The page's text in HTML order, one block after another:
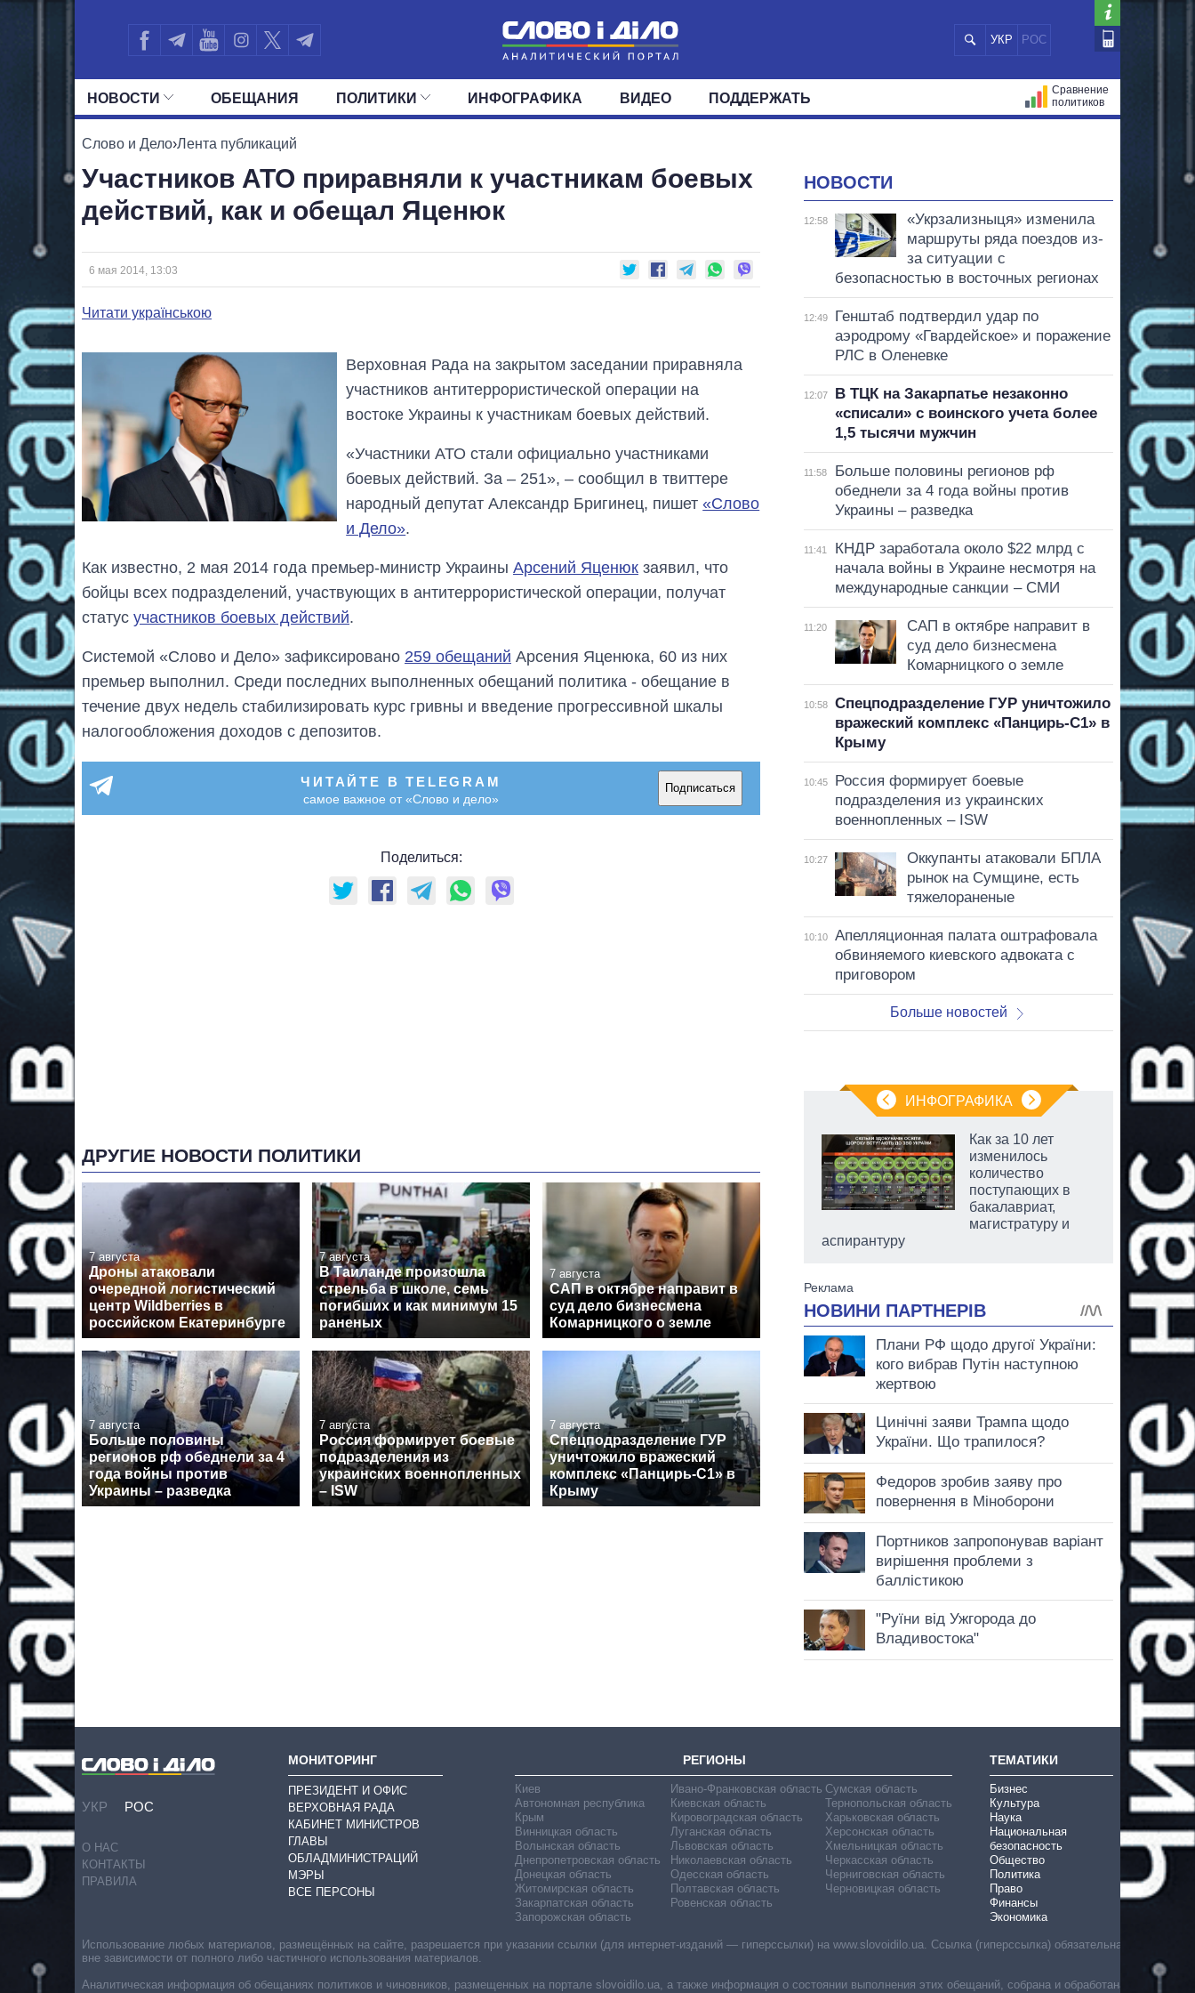
УКР РОС
НОВОСТИ
ПОЛИТИКА ЭКОНОМИКА ОБЩЕСТВО МИР
ОБЕЩАНИЯ ПОЛИТИКИ
ВСЕ ПОЛИТИКИ
ДЕПУТАТЫ КОМИТЕТЫ ФРАКЦИИ ОКРУГА
ИНФОГРАФИКА ВИДЕО ПОДДЕРЖАТЬ
Сравнение
политиков
Слово и Дело›Лента публикаций
Участников АТО приравняли к участникам боевых
действий, как и обещал Яценюк
6 мая 2014, 13:03
Читати українською
Верховная Рада на закрытом заседании приравняла
участников антитеррористической операции на
востоке Украины к участникам боевых действий.
«Участники АТО стали официально участниками
боевых действий. За – 251», – сообщил в твиттере
народный депутат Александр Бригинец, пишет«Слово
и Дело».
Как известно, 2 мая 2014 года премьер-министр Украины Арсений Яценюк заявил, что
бойцы всех подразделений, участвующих в антитеррористической операции, получат
статус участников боевых действий.
Системой «Слово и Дело» зафиксировано 259 обещаний Арсения Яценюка, 60 из них
премьер выполнил. Среди последних выполненных обещаний политика - обещание в
течение двух недель стабилизировать курс гривны и введение прогрессивной шкалы
налогообложения доходов с депозитов.
ЧИТАЙТЕ В TELEGRAM
самое важное от «Слово и дело»
Подписаться
Поделиться:
ДРУГИЕ НОВОСТИ ПОЛИТИКИ
7 августа
Дроны атаковали
очередной логистический
центр Wildberries в
российском Екатеринбурге
7 августа
В Таиланде произошла
стрельба в школе, семь
погибших и как минимум 15
раненых
7 августа
САП в октябре направит в
суд дело бизнесмена
Комарницкого о земле
7 августа
Больше половины
регионов рф обеднели за 4
года войны против
Украины – разведка
7 августа
Россия формирует боевые
подразделения из
украинских военнопленных
– ISW
7 августа
Спецподразделение ГУР
уничтожило вражеский
комплекс «Панцирь-С1» в
Крыму
НОВОСТИ
12:58
«Укрзализныця» изменила
маршруты ряда поездов из-
за ситуации с
безопасностью в восточных регионах
12:49
Генштаб подтвердил удар по
аэродрому «Гвардейское» и поражение
РЛС в Оленевке
12:07
В ТЦК на Закарпатье незаконно
«списали» с воинского учета более
1,5 тысячи мужчин
11:58
Больше половины регионов рф
обеднели за 4 года войны против
Украины – разведка
11:41
КНДР заработала около $22 млрд с
начала войны в Украине несмотря на
международные санкции – СМИ
11:20
САП в октябре направит в
суд дело бизнесмена
Комарницкого о земле
10:58
Спецподразделение ГУР уничтожило
вражеский комплекс «Панцирь-С1» в
Крыму
10:45
Россия формирует боевые
подразделения из украинских
военнопленных – ISW
10:27
Оккупанты атаковали БПЛА
рынок на Сумщине, есть
тяжелораненые
10:10
Апелляционная палата оштрафовала
обвиняемого киевского адвоката с
приговором
Больше новостей
ИНФОГРАФИКА
Министерства
обороны за 13 лет
войны с россией
Как за 10 лет
изменилось
количество
поступающих в
бакалавриат,
магистратуру и
аспирантуру
УКР РОС
О НАС
КОНТАКТЫ
ПРАВИЛА
МОНИТОРИНГ
ПРЕЗИДЕНТ И ОФИС
ВЕРХОВНАЯ РАДА
КАБИНЕТ МИНИСТРОВ
ГЛАВЫ
ОБЛАДМИНИСТРАЦИЙ
МЭРЫ
ВСЕ ПЕРСОНЫ
РЕГИОНЫ
Киев
Автономная республика
Крым
Винницкая область
Волынская область
Днепропетровская область
Донецкая область
Житомирская область
Закарпатская область
Запорожская область
Ивано-Франковская область
Киевская область
Кировоградская область
Луганская область
Львовская область
Николаевская область
Одесская область
Полтавская область
Ровенская область
Сумская область
Тернопольская область
Харьковская область
Херсонская область
Хмельницкая область
Черкасская область
Черниговская область
Черновицкая область
ТЕМАТИКИ
Бизнес
Культура
Наука
Национальная
безопасность
Общество
Политика
Право
Финансы
Экономика
Использование любых материалов, размещённых на сайте, разрешается при указании ссылки (для интернет-изданий — гиперссылки) на www.slovoidilo.ua. Ссылка (гиперссылка) обязательна
вне зависимости от полного либо частичного использования материалов.
Аналитическая информация об обещаниях политиков и чиновников, размещенных на портале slovoidilo.ua, а также информация о состоянии выполнения этих обещаний, собрана и обработана